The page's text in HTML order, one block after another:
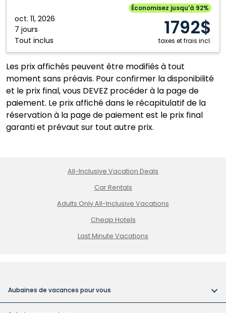
oct. 11, 2026
7 jours
Tout inclus
Économisez jusqu’à 92%
1792$
taxes et frais incl.
Ocean
Faro:
Punta
Cana,
République
dominicaine
Les prix affichés peuvent être modifiés à tout
moment sans préavis. Pour confirmer la disponibilité
et le prix final, vous DEVEZ procéder à la page de
paiement. Le prix affiché dans le récapitulatif de la
réservation à la page de paiement est le prix final
garanti et prévaut sur tout autre prix.
All-Inclusive Vacation Deals
Car Rentals
Adults Only All-Inclusive Vacations
Cheap Hotels
Last Minute Vacations
Aubaines de vacances pour vous